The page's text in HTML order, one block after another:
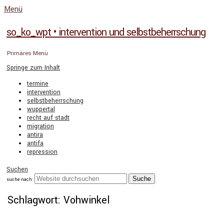
Menü
so_ko_wpt • intervention und selbstbeherrschung
Primäres Menü
Springe zum Inhalt
termine
intervention
selbstbeherrschung
wuppertal
recht auf stadt
migration
antira
antifa
repression
Suchen
suche nach:
Schlagwort: Vohwinkel